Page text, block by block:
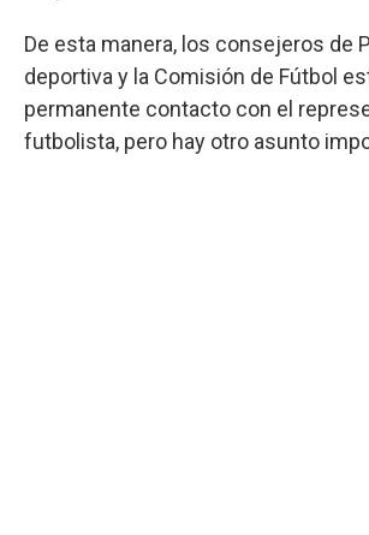
De esta manera, los consejeros de
deportiva y la Comisión de Fútbol
permanente contacto con el
futbolista, pero hay otro asunto